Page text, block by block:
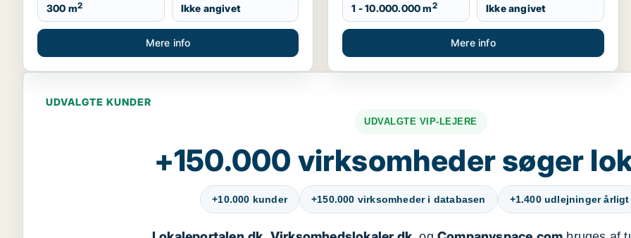
300 m2 Ikke angivet
Mere info
1 - 10.000.000 m2 Ikke angivet
Mere info
UDVALGTE KUNDER
UDVALGTE VIP-LEJERE
+150.000 virksomheder søger
+10.000 kunder +150.000 virksomheder i databasen +1.400 udlejninger årligt